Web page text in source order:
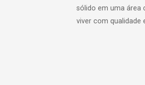
sólido em uma área
viver com qualidade